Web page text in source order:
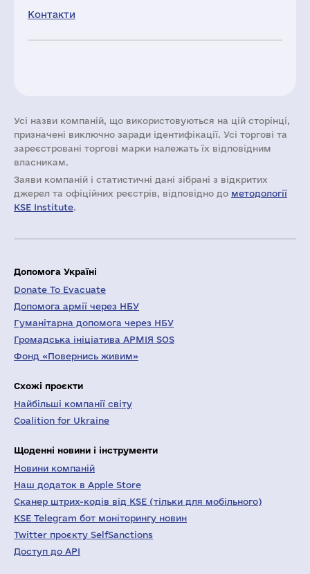
Контакти
Усі назви компаній, що використовуються на цій сторінці,
призначені виключно заради ідентифікації. Усі торгові та
зареєстровані торгові марки належать їх відповідним
власникам.
Заяви компаній i статистичні дані зібрані з відкритих
джерел та офіційних реєстрів, відповідно до методології
KSE Institute.
Допомога Україні
Donate To Evacuate
Допомога армії через НБУ
Гуманітарна допомога через НБУ
Громадська ініціатива АРМІЯ SOS
Фонд «Повернись живим»
Схожі проєкти
Найбільші компанії світу
Coalition for Ukraine
Щоденні новини і інструменти
Новини компаній
Наш додаток в Apple Store
Сканер штрих-кодів від KSE (тільки для мобільного)
KSE Telegram бот моніторингу новин
Twitter проєкту SelfSanctions
Доступ до API